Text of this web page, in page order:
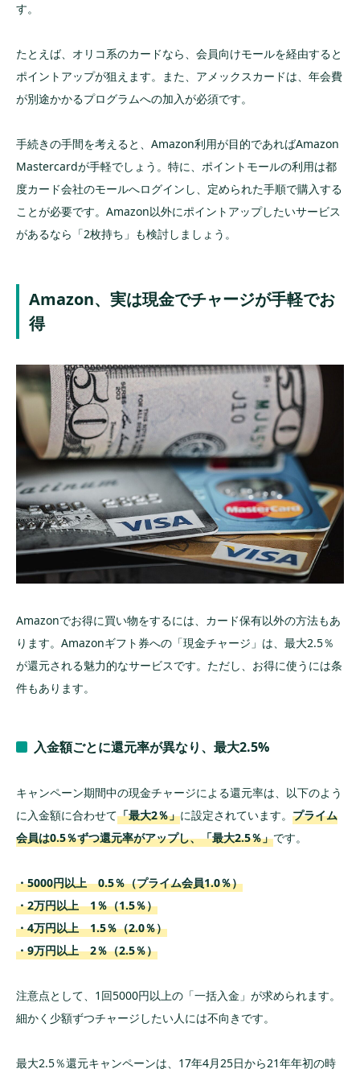
す。
たとえば、オリコ系のカードなら、会員向けモールを経由すると
ポイントアップが狙えます。また、アメックスカードは、年会費
が別途かかるプログラムへの加入が必須です。
手続きの手間を考えると、Amazon利用が目的であればAmazon
Mastercardが手軽でしょう。特に、ポイントモールの利用は都
度カード会社のモールへログインし、定められた手順で購入する
ことが必要です。Amazon以外にポイントアップしたいサービス
があるなら「2枚持ち」も検討しましょう。
Amazon、実は現金でチャージが手軽でお
得
Amazonでお得に買い物をするには、カード保有以外の方法もあ
ります。Amazonギフト券への「現金チャージ」は、最大2.5％
が還元される魅力的なサービスです。ただし、お得に使うには条
件もあります。
入金額ごとに還元率が異なり、最大2.5%
キャンペーン期間中の現金チャージによる還元率は、以下のよう
に入金額に合わせて「最大2％」に設定されています。 プライム
会員は0.5％ずつ還元率がアップし、「最大2.5％」です。
・5000円以上 0.5％（プライム会員1.0％）
・2万円以上 1％（1.5％）
・4万円以上 1.5％（2.0％）
・9万円以上 2％（2.5％）
注意点として、1回5000円以上の「一括入金」が求められます。
細かく少額ずつチャージしたい人には不向きです。
最大2.5％還元キャンペーンは、17年4月25日から21年年初の時